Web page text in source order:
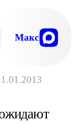
Макс